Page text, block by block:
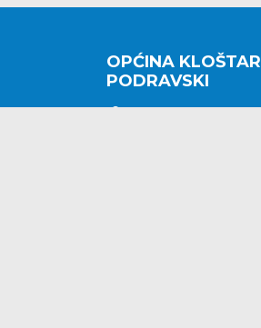
OPĆINA KLOŠTAR
PODRAVSKI